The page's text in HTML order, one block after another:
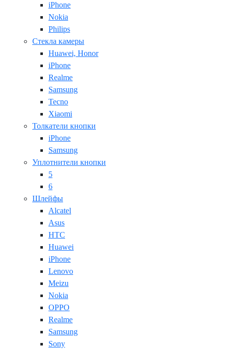
iPhone
Nokia
Philips
Стекла камеры
Huawei, Honor
iPhone
Realme
Samsung
Tecno
Xiaomi
Толкатели кнопки
iPhone
Samsung
Уплотнители кнопки
5
6
Шлейфы
Alcatel
Asus
HTC
Huawei
iPhone
Lenovo
Meizu
Nokia
OPPO
Realme
Samsung
Sony